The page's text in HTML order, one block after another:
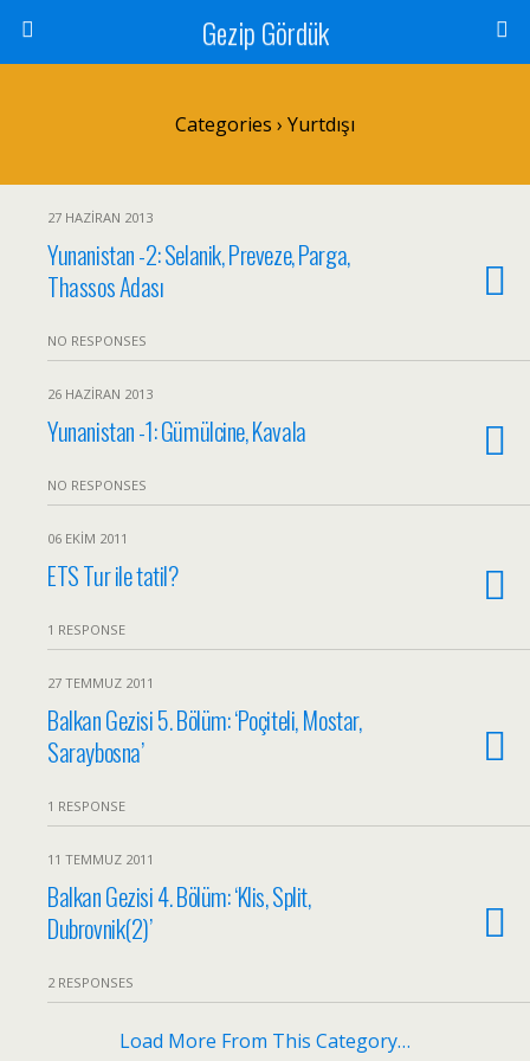
Gezip Gördük
Categories › Yurtdışı
27 HAZIRAN 2013
Yunanistan -2: Selanik, Preveze, Parga,
Thassos Adası
NO RESPONSES
26 HAZIRAN 2013
Yunanistan -1: Gümülcine, Kavala
NO RESPONSES
06 EKIM 2011
ETS Tur ile tatil?
1 RESPONSE
27 TEMMUZ 2011
Balkan Gezisi 5. Bölüm: ‘Poçiteli, Mostar,
Saraybosna’
1 RESPONSE
11 TEMMUZ 2011
Balkan Gezisi 4. Bölüm: ‘Klis, Split,
Dubrovnik(2)’
2 RESPONSES
Load More From This Category…